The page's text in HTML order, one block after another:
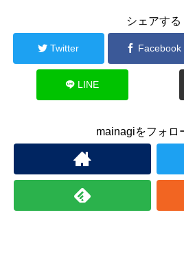
シェアする
Twitter Facebook
LINE
mainagiをフォロ